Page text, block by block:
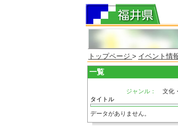
トップページ > イベント情
一覧
ジャンル：
文化
タイトル
データがありません。